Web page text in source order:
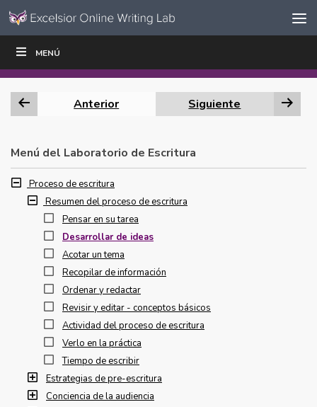
Ir al contenido
navegación
MENÚ
ESCRIBIR
Anterior Siguiente
Menú del Laboratorio de Escritura
Proceso de escritura
Resumen del proceso de escritura
Pensar en su tarea
Desarrollar de ideas
Acotar un tema
Recopilar de información
Ordenar y redactar
Revisir y editar - conceptos básicos
Actividad del proceso de escritura
Verlo en la práctica
Tiempo de escribir
Estrategias de pre-escritura
Conciencia de la audiencia